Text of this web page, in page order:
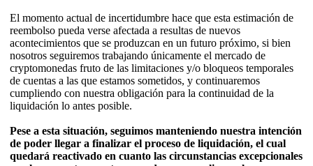
El momento actual de incertidumbre hace que esta estimación de
reembolso pueda verse afectada a resultas de nuevos
acontecimientos que se produzcan en un futuro próximo, si bien
nosotros seguiremos trabajando únicamente el mercado de
cryptomonedas fruto de las limitaciones y/o bloqueos temporales
de cuentas a las que estamos sometidos, y continuaremos
cumpliendo con nuestra obligación para la continuidad de la
liquidación lo antes posible.
Pese a esta situación, seguimos manteniendo nuestra intención
de poder llegar a finalizar el proceso de liquidación, el cual
quedará reactivado en cuanto las circunstancias excepcionales